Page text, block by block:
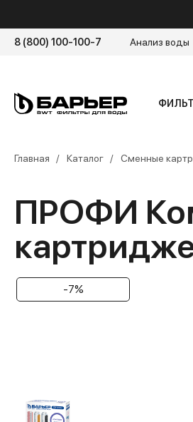
8 (800) 100-100-7 Анализ воды
Главная Каталог Сменные
ПРОФИ
-7%